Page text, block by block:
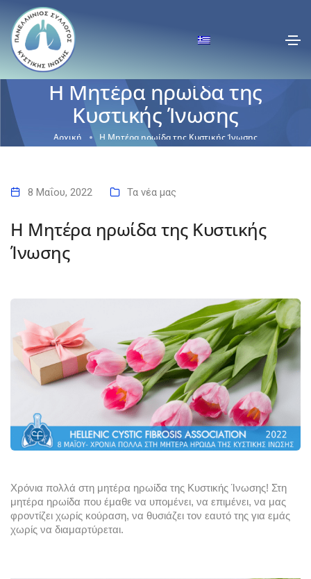
Η Μητέρα ηρωίδα της
Κυστικής Ίνωσης
Αρχική Η Μητέρα ηρωίδα της Κυστικής Ίνωσης
8 Μαΐου, 2022 Τα νέα μας
Η Μητέρα ηρωίδα της Κυστικής
Ίνωσης
Χρόνια πολλά στη μητέρα ηρωίδα της Κυστικής Ίνωσης! Στη
μητέρα ηρωίδα που έμαθε να υπομένει, να επιμένει, να μας
φροντίζει χωρίς κούραση, να θυσιάζει τον εαυτό της για εμάς
χωρίς να διαμαρτύρεται.